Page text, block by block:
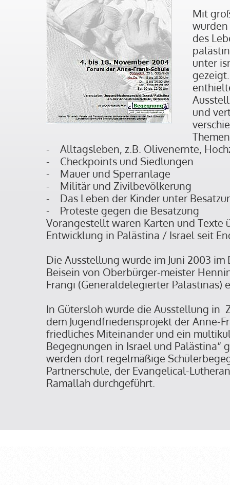
Mit
wurden
des
unter
und
- Alltagsleben, z.B. Olivenernte,
- Checkpoints und Siedlungen
- Mauer und Sperranlage
- Militär und Zivilbevölkerung
- Das Leben der Kinder unter
- Proteste gegen die Besatzung
Vorangestellt waren Karten und Texte
Entwicklung in Palästina / Israel seit
Die Ausstellung wurde im Juni 2003 im
Beisein von Oberbürger-meister
Frangi (Generaldelegierter Palästinas)
In Gütersloh wurde die Ausstellung in
dem Jugendfriedensprojekt der Anne-
friedliches Miteinander und ein
Begegnungen in Israel und Palästina“
werden dort regelmäßige
Partnerschule, der Evangelical-
Ramallah durchgeführt.